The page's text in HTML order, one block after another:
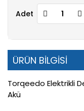
Adet
ÜRÜN BİLGİSİ
Torqeedo Elektrikli
Akü